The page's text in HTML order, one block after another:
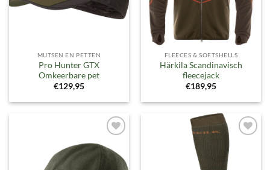
MUTSEN EN PETTEN
Pro Hunter GTX
Omkeerbare pet
€129,95
FLEECES & SOFTSHELLS
Härkila Scandinavisch
fleecejack
€189,95
Toevoegen
aan
verlanglijst
verlanglijst